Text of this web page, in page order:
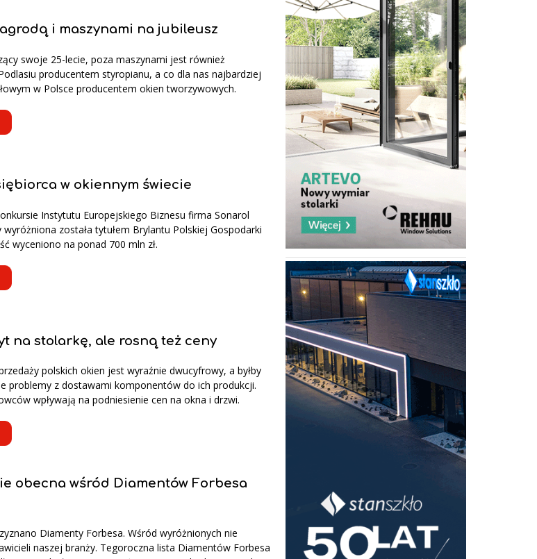
i maszynami na jubileusz
swoje 25-lecie, poza maszynami jest również
producentem styropianu, a co dla nas najbardziej
w Polsce producentem okien tworzywowych.
w okiennym świecie
Instytutu Europejskiego Biznesu firma Sonarol
wyróżniona została tytułem Brylantu Polskiej Gospodarki
wyceniono na ponad 700 mln zł.
na stolarkę, ale rosną też ceny
polskich okien jest wyraźnie dwucyfrowy, a byłby
problemy z dostawami komponentów do ich produkcji.
wpływają na podniesienie cen na okna i drzwi.
obecna wśród Diamentów Forbesa
Diamenty Forbesa. Wśród wyróżnionych nie
naszej branży. Tegoroczna lista Diamentów Forbesa